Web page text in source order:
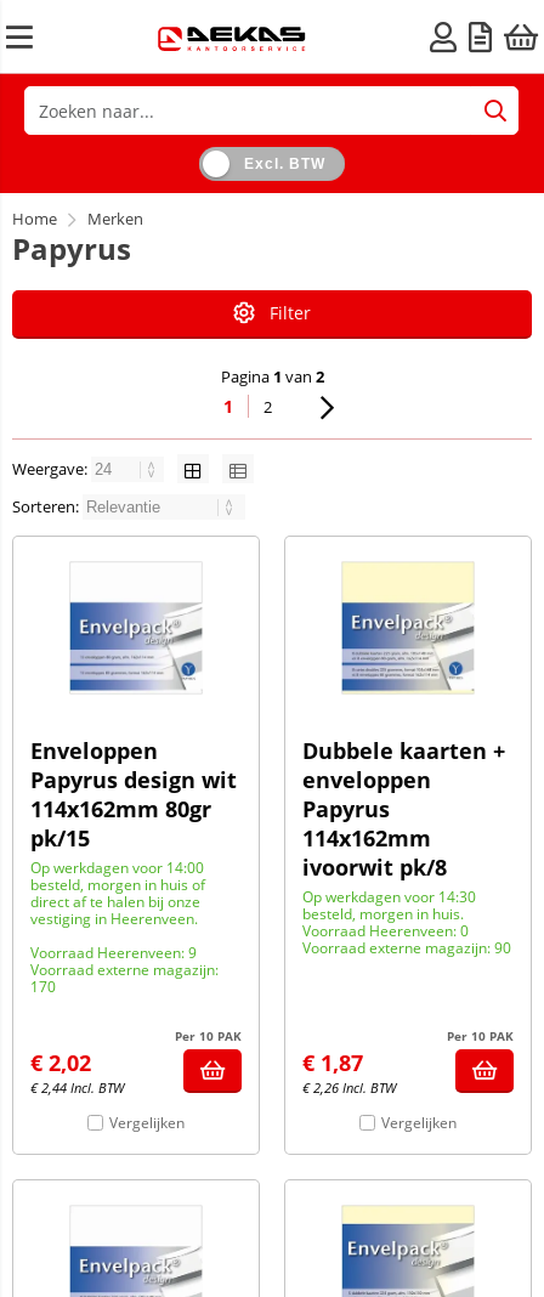
Excl. BTW
Home Merken
Papyrus
Filter
Pagina 1 van 2
1 2
Weergave:
Sorteren:
Enveloppen
Papyrus design wit
114x162mm 80gr
pk/15
Op werkdagen voor 14:00
besteld, morgen in huis of
direct af te halen bij onze
vestiging in Heerenveen.
Voorraad Heerenveen: 9
Voorraad externe magazijn:
170
Per 10 PAK
€ 2,02
€2,44 Incl. BTW
Vergelijken
Dubbele kaarten +
enveloppen
Papyrus
114x162mm
ivoorwit pk/8
Op werkdagen voor 14:30
besteld, morgen in huis.
Voorraad Heerenveen: 0
Voorraad externe magazijn: 90
Per 10 PAK
€ 1,87
€2,26 Incl. BTW
Vergelijken